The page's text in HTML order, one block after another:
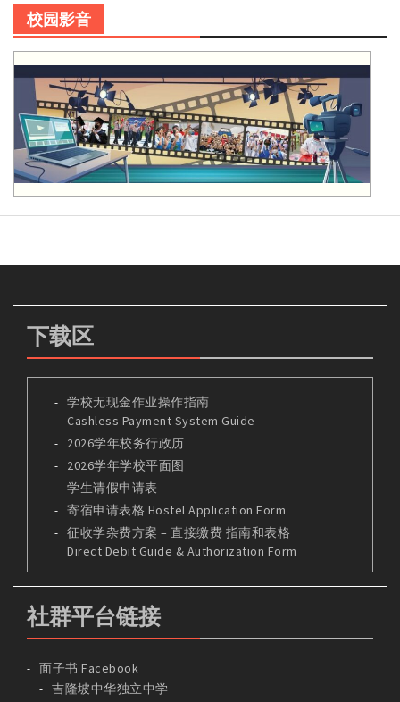
校园影音
下载区
学校无现金作业操作指南
Cashless Payment System Guide
2026学年校务行政历
2026学年学校平面图
学生请假申请表
寄宿申请表格 Hostel Application Form
征收学杂费方案 – 直接缴费 指南和表格
Direct Debit Guide & Authorization Form
社群平台链接
面子书 Facebook
吉隆坡中华独立中学